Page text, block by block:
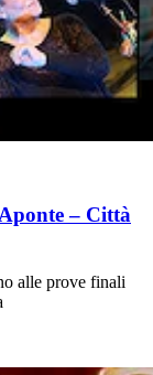
– Città
alle prove finali